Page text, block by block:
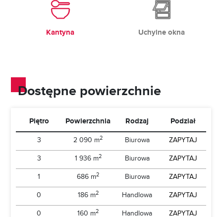
Kantyna Uchylne okna
Dostępne powierzchnie
Piętro Powierzchnia Rodzaj Podział
3 2 090 m2 Biurowa
ZAPYTAJ
3
1 936 m2 Biurowa
ZAPYTAJ
1
686 m2 Biurowa
ZAPYTAJ
0
186 m2 Handlowa
ZAPYTAJ
0
160 m2 Handlowa ZAPYTAJ